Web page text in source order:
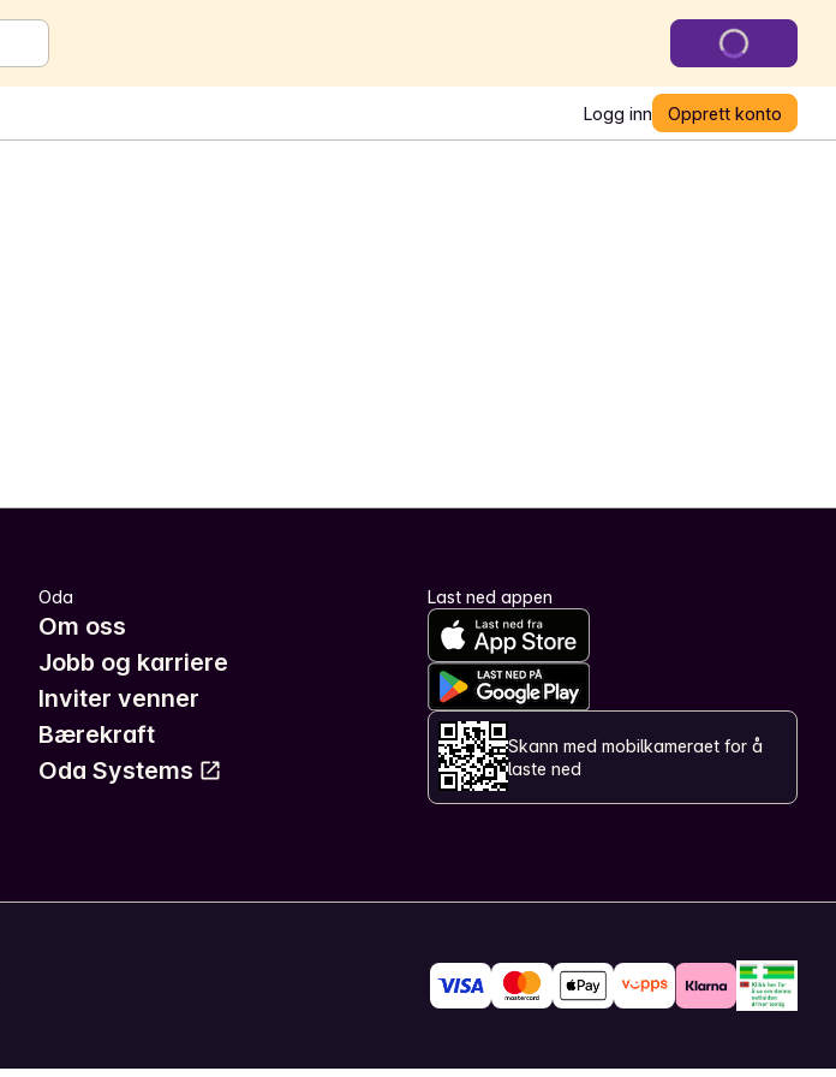
Logg inn Opprett konto
Oda
Om oss
Jobb og karriere
Inviter venner
Bærekraft
Oda Systems
Last ned appen
Skann med mobilkameraet for å
laste ned